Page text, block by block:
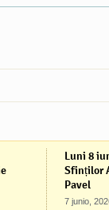
am
Luni 8
Sfinților
Pavel
7 junio,